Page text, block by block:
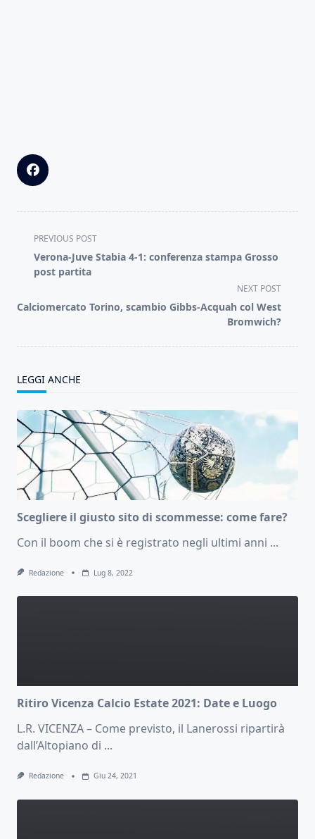
<span
class="nav-
subtitle
reader-
PREVIOUS POST
Verona-Juve Stabia 4-1: conferenza stampa Grosso
post partita
NEXT POST
Calciomercato Torino, scambio Gibbs-Acquah col West
Bromwich?
LEGGI ANCHE
Scegliere il giusto sito di scommesse: come fare?
Con il boom che si è registrato negli ultimi anni ...
Redazione Lug 8, 2022
Ritiro Vicenza Calcio Estate 2021: Date e Luogo
L.R. VICENZA – Come previsto, il Lanerossi ripartirà
dall’Altopiano di ...
Redazione Giu 24, 2021